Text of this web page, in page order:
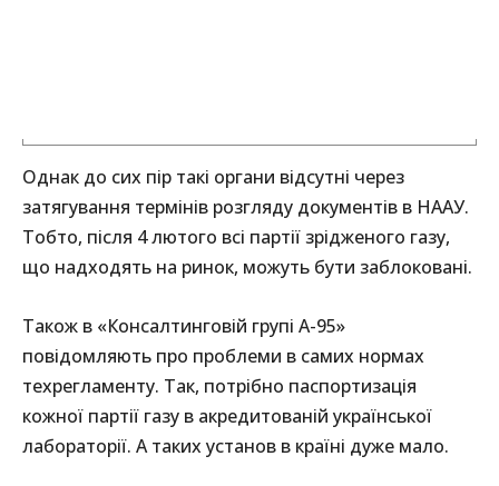
Однак до сих пір такі органи відсутні через
затягування термінів розгляду документів в НААУ.
Тобто, після 4 лютого всі партії зрідженого газу,
що надходять на ринок, можуть бути заблоковані.
Також в «Консалтинговій групі А-95»
повідомляють про проблеми в самих нормах
техрегламенту. Так, потрібно паспортизація
кожної партії газу в акредитованій української
лабораторії. А таких установ в країні дуже мало.